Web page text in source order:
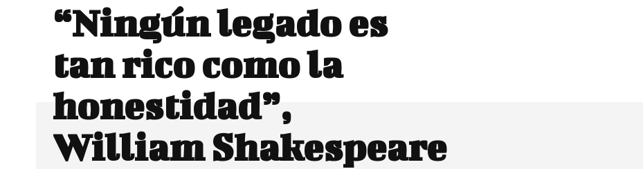
“Ningún legado es
tan rico como la
honestidad”,
William Shakespeare